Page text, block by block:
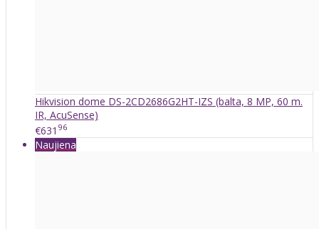
Hikvision dome DS-2CD2686G2HT-IZS (balta, 8 MP, 60 m.
IR, AcuSense)
€631 96
Naujiena